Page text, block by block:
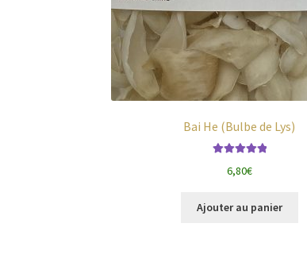
Bai He (Bulbe de Lys)
5
6,80€
Ajouter au panier